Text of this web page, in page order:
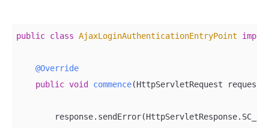
public class AjaxLoginAuthenticationEntryPoint
@Override
public void commence(HttpServletRequest